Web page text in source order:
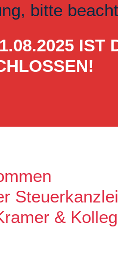
bitte
IST
Steuerkanzlei
&